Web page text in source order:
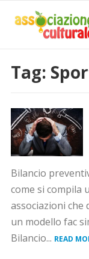
Tag:
Bilancio
come si compila
associazioni che
un modello fac
Bilancio... READ